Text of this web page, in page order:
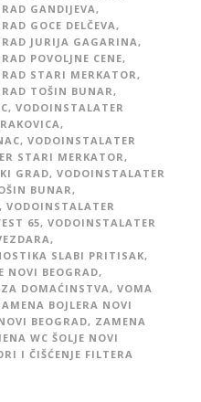
GANDIJEVA ,
GOCE DELČEVA ,
JURIJA GAGARINA,
POVOLJNE CENE,
STARI MERKATOR ,
TOŠIN BUNAR ,
, VODOINSTALATER
,
, VODOINSTALATER
STARI MERKATOR ,
GRAD, VODOINSTALATER
BUNAR ,
, VODOINSTALATER
65, VODOINSTALATER
,
SLABI PRITISAK,
NOVI BEOGRAD,
DOMAĆINSTVA , VOMA
BOJLERA NOVI
BEOGRAD, ZAMENA
WC ŠOLJE NOVI
I ČIŠĆENJE FILTERA